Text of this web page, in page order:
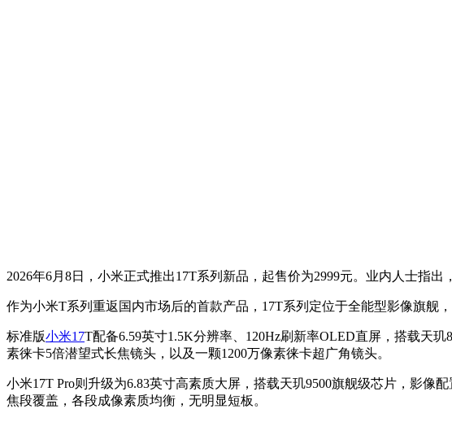
2026年6月8日，小米正式推出17T系列新品，起售价为2999元。业内人士指
作为小米T系列重返国内市场后的首款产品，17T系列定位于全能型影像旗舰
标准版小米17T配备6.59英寸1.5K分辨率、120Hz刷新率OLED直屏，搭载天
素徕卡5倍潜望式长焦镜头，以及一颗1200万像素徕卡超广角镜头。
小米17T Pro则升级为6.83英寸高素质大屏，搭载天玑9500旗舰级芯片，影像
焦段覆盖，各段成像素质均衡，无明显短板。